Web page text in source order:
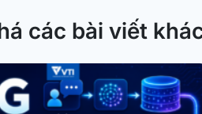
các bài viết